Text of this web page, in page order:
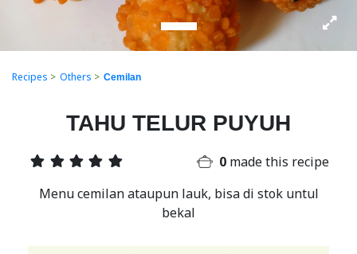
Recipes > Others > Cemilan
TAHU TELUR PUYUH
0 made this recipe
Menu cemilan ataupun lauk, bisa di stok untul
bekal